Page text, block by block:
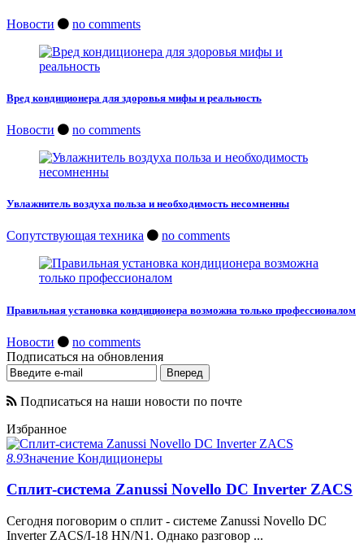
Новости no comments
Вред кондиционера для здоровья мифы и реальность
Новости no comments
Увлажнитель воздуха польза и необходимость несомненны
Сопутствующая техника no comments
Правильная установка кондиционера возможна только профессионалом
Новости
no comments
Подписаться на обновления
Подписаться на наши новости по почте
Избранное
8.9Значение Кондиционеры
Сплит-система Zanussi Novello DC Inverter ZACS
Сегодня поговорим о сплит - системе Zanussi Novello DC
Inverter ZACS/I-18 HN/N1. Однако разговор ...